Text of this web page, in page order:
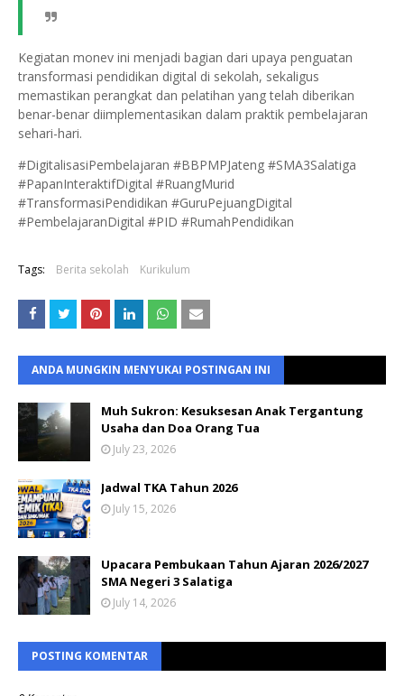
Kegiatan monev ini menjadi bagian dari upaya penguatan
transformasi pendidikan digital di sekolah, sekaligus
memastikan perangkat dan pelatihan yang telah diberikan
benar-benar diimplementasikan dalam praktik pembelajaran
sehari-hari.
#DigitalisasiPembelajaran #BBPMPJateng #SMA3Salatiga
#PapanInteraktifDigital #RuangMurid
#TransformasiPendidikan #GuruPejuangDigital
#PembelajaranDigital #PID #RumahPendidikan
Tags: Berita sekolah Kurikulum
ANDA MUNGKIN MENYUKAI POSTINGAN INI
Muh Sukron: Kesuksesan Anak Tergantung
Usaha dan Doa Orang Tua
July 23, 2026
Jadwal TKA Tahun 2026
July 15, 2026
Upacara Pembukaan Tahun Ajaran 2026/2027
SMA Negeri 3 Salatiga
July 14, 2026
POSTING KOMENTAR